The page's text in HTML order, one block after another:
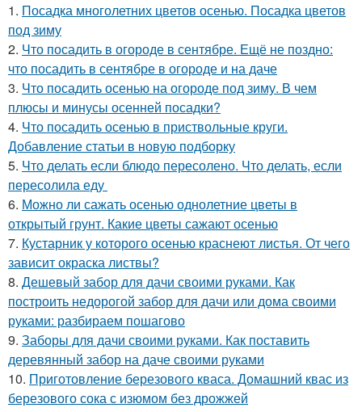
1. Посадка многолетних цветов осенью. Посадка цветов
под зиму
2. Что посадить в огороде в сентябре. Ещё не поздно:
что посадить в сентябре в огороде и на даче
3. Что посадить осенью на огороде под зиму. В чем
плюсы и минусы осенней посадки?
4. Что посадить осенью в приствольные круги.
Добавление статьи в новую подборку
5. Что делать если блюдо пересолено. Что делать, если
пересолила еду
6. Можно ли сажать осенью однолетние цветы в
открытый грунт. Какие цветы сажают осенью
7. Кустарник у которого осенью краснеют листья. От чего
зависит окраска листвы?
8. Дешевый забор для дачи своими руками. Как
построить недорогой забор для дачи или дома своими
руками: разбираем пошагово
9. Заборы для дачи своими руками. Как поставить
деревянный забор на даче своими руками
10. Приготовление березового кваса. Домашний квас из
березового сока с изюмом без дрожжей